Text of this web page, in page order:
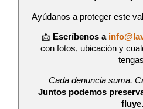
Ayúdanos a proteger este
📩 Escríbenos a
con fotos, ubicación y
Cada denuncia suma.
Juntos podemos
fluye.